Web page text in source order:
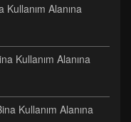
Alanına
Kullanım Alanına
Kullanım Alanına